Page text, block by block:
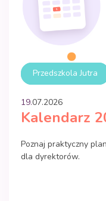
Przedszkola Jutra
19.07.2026
Kalendarz
Poznaj praktyczny
dla dyrektorów.